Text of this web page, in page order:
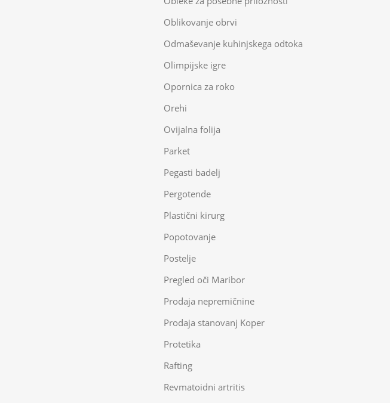
Oblikovanje obrvi
Odmaševanje kuhinjskega odtoka
Olimpijske igre
Opornica za roko
Orehi
Ovijalna folija
Parket
Pegasti badelj
Pergotende
Plastični kirurg
Popotovanje
Postelje
Pregled oči Maribor
Prodaja nepremičnine
Prodaja stanovanj Koper
Protetika
Rafting
Revmatoidni artritis